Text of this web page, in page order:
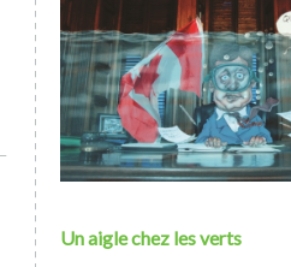
Un aigle chez les verts